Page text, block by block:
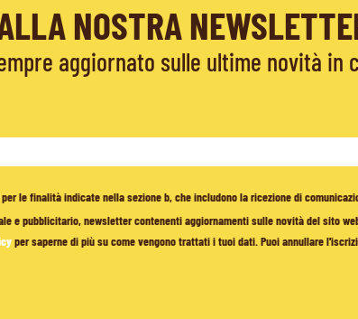
NOSTRA
aggiornato sulle ultime novità in
le finalità indicate nella sezione b, che includono la ricezione di
e pubblicitario, newsletter contenenti aggiornamenti sulle novità del sito
per saperne di più su come vengono trattati i tuoi dati. Puoi annullare